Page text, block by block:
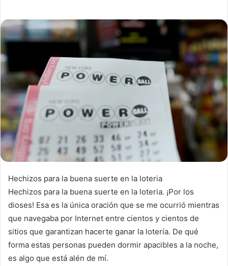
Hechizos para la buena suerte en la loteria
Hechizos para la buena suerte en la loteria. ¡Por los
dioses! Esa es la única oración que se me ocurrió mientras
que navegaba por Internet entre cientos y cientos de
sitios que garantizan hacerte ganar la lotería. De qué
forma estas personas pueden dormir apacibles a la noche,
es algo que está alén de mí.